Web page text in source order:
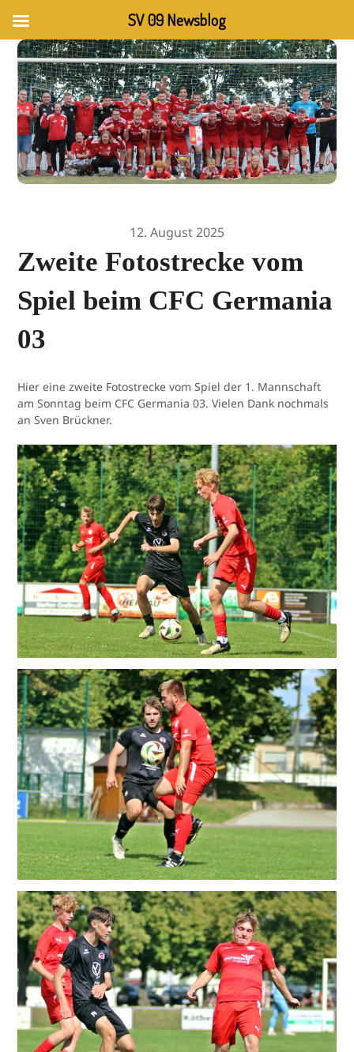
12. August 2025
Zweite Fotostrecke vom
Spiel beim CFC Germania
03
Hier eine zweite Fotostrecke vom Spiel der 1. Mannschaft
am Sonntag beim CFC Germania 03. Vielen Dank nochmals
an Sven Brückner.
SV 09 Newsblog